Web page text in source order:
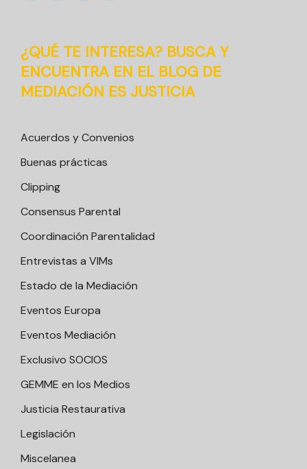
¿QUÉ TE INTERESA? BUSCA Y
ENCUENTRA EN EL BLOG DE
MEDIACIÓN ES JUSTICIA
Acuerdos y Convenios
Buenas prácticas
Clipping
Consensus Parental
Coordinación Parentalidad
Entrevistas a VIMs
Estado de la Mediación
Eventos Europa
Eventos Mediación
Exclusivo SOCIOS
GEMME en los Medios
Justicia Restaurativa
Legislación
Miscelanea